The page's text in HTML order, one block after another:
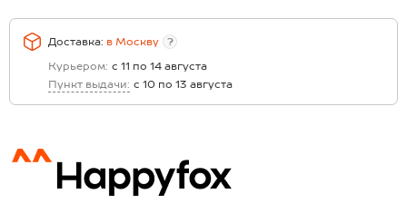
Доставка: в Москву
?
Курьером: с 11 по 14 августа
Пункт выдачи: с 10 по 13 августа